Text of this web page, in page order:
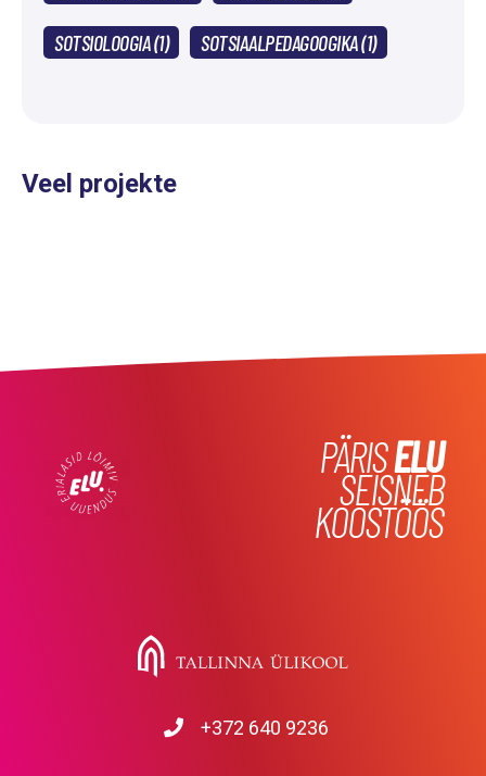
SOTSIOLOOGIA (1) SOTSIAALPEDAGOOGIKA (1)
Veel projekte
+372 640 9236
PÄRISELU
SEISNEB
KOOSTÖÖS